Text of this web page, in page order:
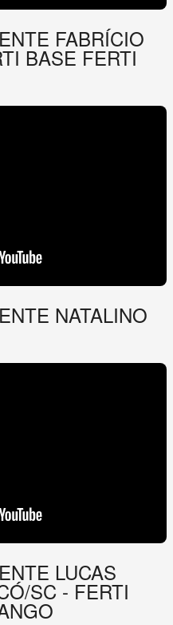
FABRÍCIO
BASE FERTI
NATALINO
LUCAS
SC - FERTI